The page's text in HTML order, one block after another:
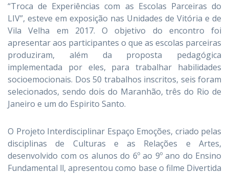
“Troca de Experiências com as Escolas Parceiras do
LIV”, esteve em exposição nas Unidades de Vitória e de
Vila Velha em 2017. O objetivo do encontro foi
apresentar aos participantes o que as escolas parceiras
produziram, além da proposta pedagógica
implementada por eles, para trabalhar habilidades
socioemocionais. Dos 50 trabalhos inscritos, seis foram
selecionados, sendo dois do Maranhão, três do Rio de
Janeiro e um do Espirito Santo.
O Projeto Interdisciplinar Espaço Emoções, criado pelas
disciplinas de Culturas e as Relações e Artes,
desenvolvido com os alunos do 6º ao 9º ano do Ensino
Fundamental ll, apresentou como base o filme Divertida